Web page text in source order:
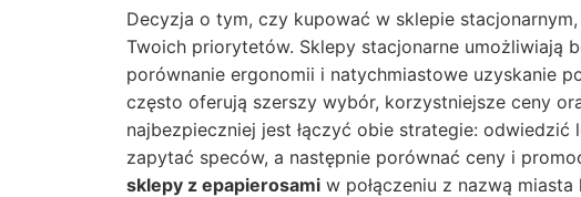
Decyzja o tym, czy kupować w sklepie
Twoich priorytetów. Sklepy stacjonarne umożliwiają
porównanie ergonomii i natychmiastowe uzyskanie
często oferują szerszy wybór, korzystniejsze ceny
najbezpieczniej jest łączyć obie strategie:
zapytać speców, a następnie porównać ceny i
sklepy z epapierosami w połączeniu z nazwą